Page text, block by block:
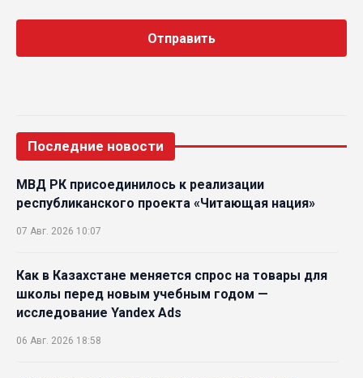
Последние новости
МВД РК присоединилось к реализации
республиканского проекта «Читающая нация»
07 Авг. 2026 10:07
Как в Казахстане меняется спрос на товары для
школы перед новым учебным годом —
исследование Yandex Ads
06 Авг. 2026 18:58